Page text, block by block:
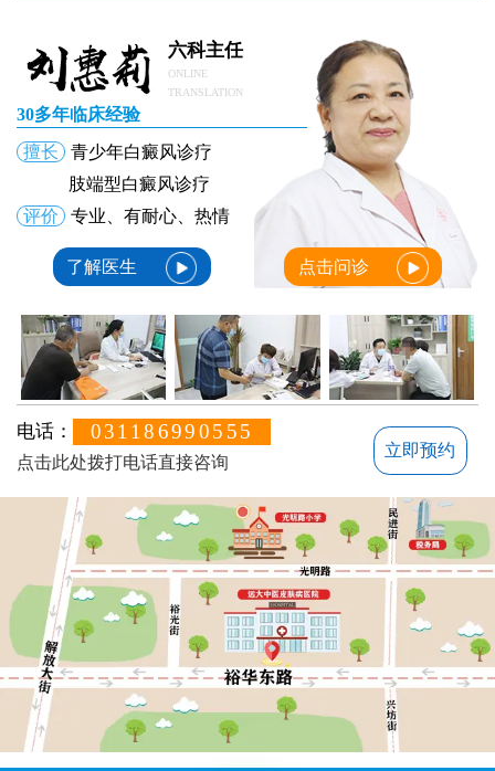
六科主任
ONLINE
TRANSLATION
30多年临床经验
擅长
青少年白癜风诊疗
肢端型白癜风诊疗
评价
专业、有耐心、热情
了解医生 点击问诊
电话： 031186990555
点击此处拨打电话直接咨询
立即预约
不方便沟通的话，可以留下您的联系方式，稍后联系您